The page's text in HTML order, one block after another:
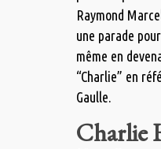
Raymond
une parade
même en
“Charlie” en
Gaulle.
Charlie